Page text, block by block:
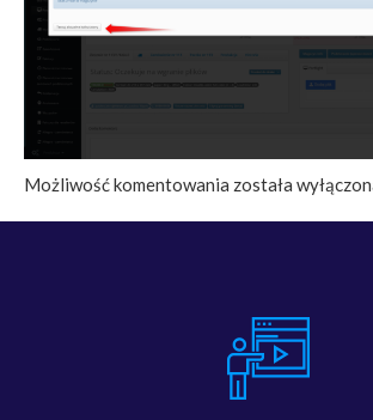
Możliwość komentowania została